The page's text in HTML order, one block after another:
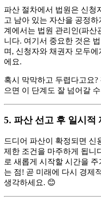
파산 절차에서 법원은 신청
고 남아 있는 자산을 공정
계에서는 법원 관리인(파산
니다. 여기서 중요한 것은
며, 신청자와 채권자 모두에
에요.
혹시 막막하고 두렵다고요
으면 이 단계도 잘 넘어갈
5. 파산 선고 후 일시적
드디어 파산이 확정되면 신
제한 조건을 마주하게 됩니
로 새롭게 시작할 시간을
는 점! 곧 미래에 다시 경제
생각하세요. 😊